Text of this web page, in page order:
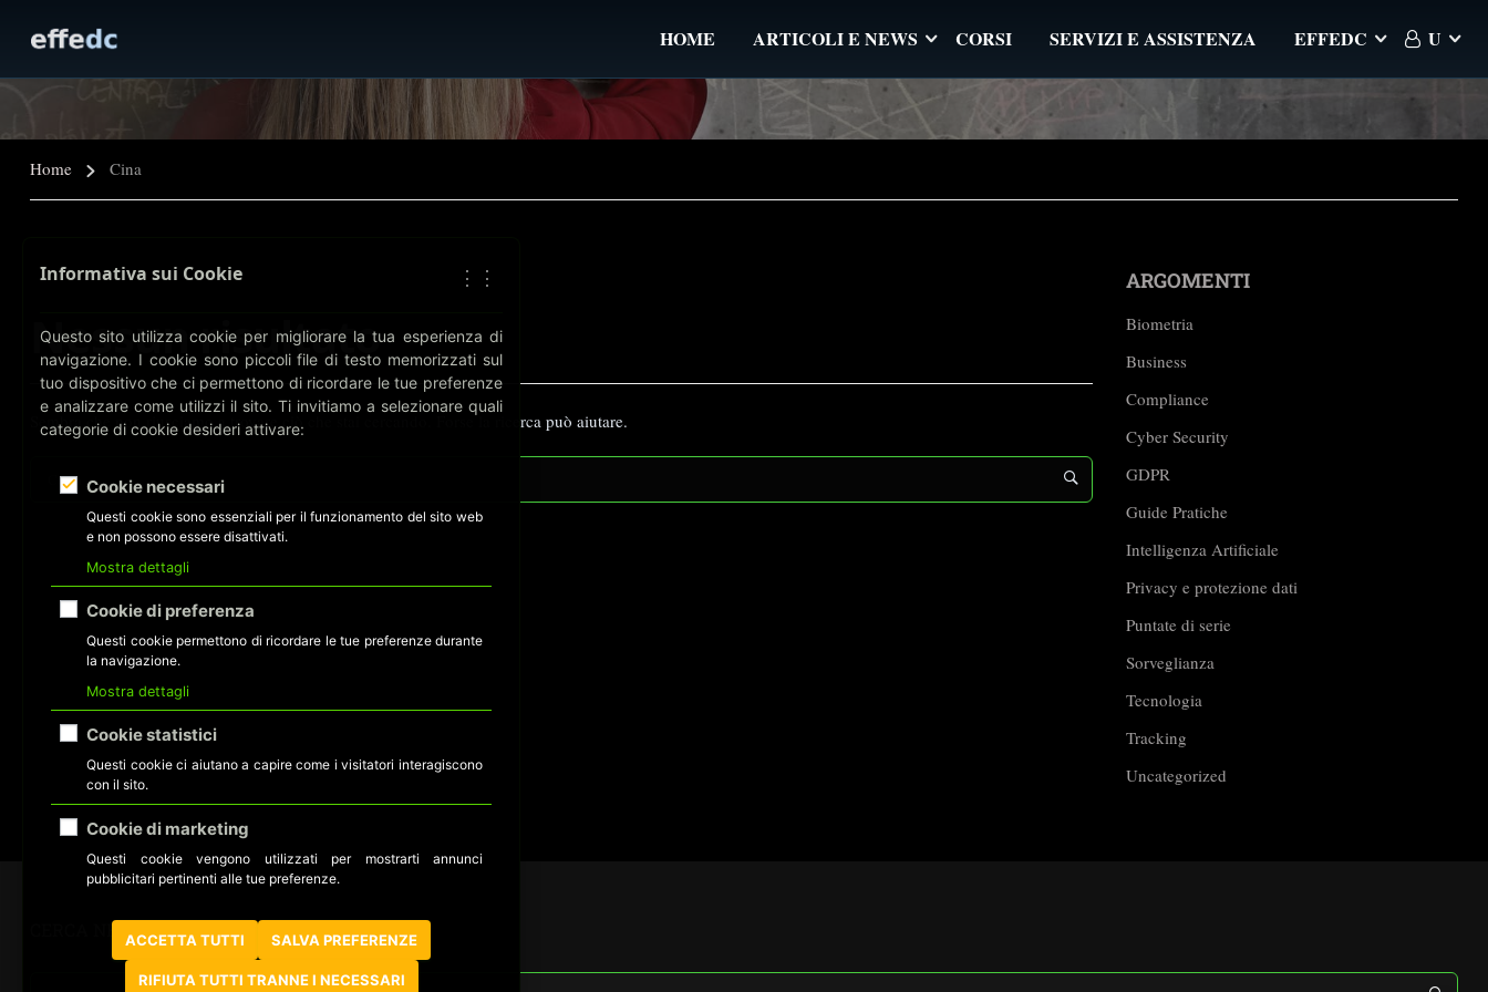
HOME ARTICOLI E NEWS CORSI SERVIZI E ASSISTENZA EFFEDC U
Home Cina
Nessun risultato
Sembra che non riusciamo a trovare ciò che stai cercando. Forse la ricerca può aiutare.
ARGOMENTI
Biometria
Business
Compliance
Cyber Security
GDPR
Guide Pratiche
Intelligenza Artificiale
Privacy e protezione dati
Puntate di serie
Sorveglianza
Tecnologia
Tracking
Uncategorized
CERCA NEL SITO
Informativa sui Cookie ⋮⋮
Questo sito utilizza cookie per migliorare la tua esperienza di
navigazione. I cookie sono piccoli file di testo memorizzati sul
tuo dispositivo che ci permettono di ricordare le tue preferenze
e analizzare come utilizzi il sito. Ti invitiamo a selezionare quali
categorie di cookie desideri attivare:
Cookie necessari
Questi cookie sono essenziali per il funzionamento del sito web
e non possono essere disattivati.
Mostra dettagli
Cookie di preferenza
Questi cookie permettono di ricordare le tue preferenze durante
la navigazione.
Mostra dettagli
Cookie statistici
Questi cookie ci aiutano a capire come i visitatori interagiscono
con il sito.
Cookie di marketing
Questi cookie vengono utilizzati per mostrarti annunci
pubblicitari pertinenti alle tue preferenze.
ACCETTA TUTTI SALVA PREFERENZE
RIFIUTA TUTTI TRANNE I NECESSARI